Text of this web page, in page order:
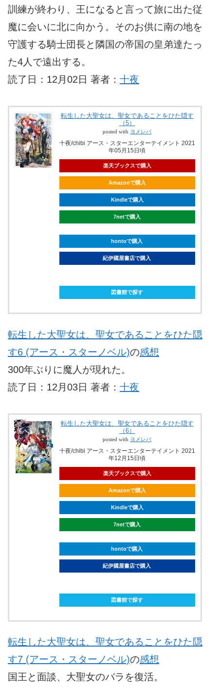
訓練が終わり、王になると言って旅に出た従
魔に会いに北に向かう。そのお供に南の地を
守護する騎士団長と隣国の帝国の皇弟達たっ
た4人で遠出する。
読了日：12月02日 著者： 十夜
転生した大聖女は、聖女であることをひた隠す
（5）
posted with ヨメレバ
十夜/chibi アース・スターエンターテイメント 2021
年05月15日頃
楽天ブックスで購入
Amazonで購入
Kindleで購入
7netで購入
hontoで購入
紀伊國屋書店で購入
図書館で探す
転生した大聖女は、聖女であることをひた隠
す6 (アース・スターノベル)の感想
300年ぶりに魔人が現れた。
読了日：12月03日 著者： 十夜
転生した大聖女は、聖女であることをひた隠す
（6）
posted with ヨメレバ
十夜/chibi アース・スターエンターテイメント 2021
年12月15日頃
楽天ブックスで購入
Amazonで購入
Kindleで購入
7netで購入
hontoで購入
紀伊國屋書店で購入
図書館で探す
転生した大聖女は、聖女であることをひた隠
す7 (アース・スターノベル)の感想
国王と面談、大聖女のバラを復活。